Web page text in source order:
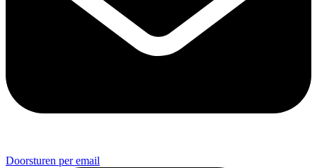
Doorsturen per email